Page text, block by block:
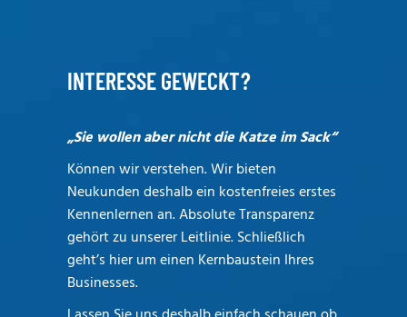
INTERESSE GEWECKT?
„Sie wollen aber nicht die Katze im Sack“
Können wir verstehen. Wir bieten
Neukunden deshalb ein kostenfreies erstes
Kennenlernen an. Absolute Transparenz
gehört zu unserer Leitlinie. Schließlich
geht’s hier um einen Kernbaustein Ihres
Businesses.